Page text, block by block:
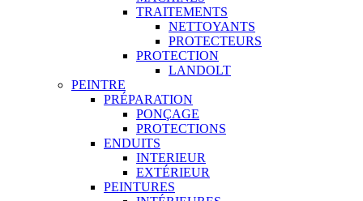
TRAITEMENTS
NETTOYANTS
PROTECTEURS
PROTECTION
LANDOLT
PEINTRE
PRÉPARATION
PONÇAGE
PROTECTIONS
ENDUITS
INTERIEUR
EXTÉRIEUR
PEINTURES